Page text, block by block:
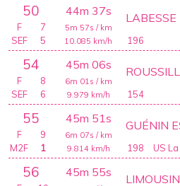
50 44m 37s
196
5m 57s / km
10.085 km/h
F
7
SEF
5
54 45m 06s
154
6m 01s / km
9.979 km/h
F
8
SEF
6
55 45m 51s
198
GUÉNIN
6m 07s / km
9.814 km/h
F
9
M2F
1 US
56 45m 55s